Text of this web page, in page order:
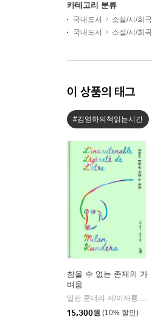
카테고리 분류
국내도서 소설/시/희곡
국내도서
소설/시/희곡
이 상품의 태그
#김영하의책읽는시간
참을 수 없는 존재의 가
벼움
밀란 쿤데라 저/이재룡 역
15,300원 (10% 할인)